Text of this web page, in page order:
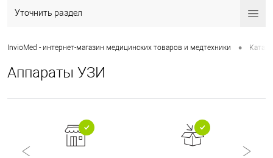
Уточнить раздел
InvioMed - интернет-магазин медицинских товаров и медтехники •
Аппараты УЗИ